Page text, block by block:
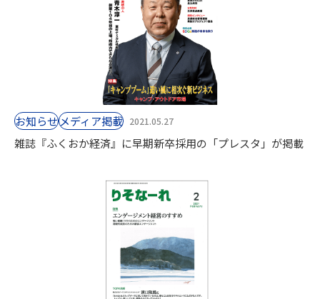
お知らせ⁨⁩メディア掲載 2021.05.27
雑誌『ふくおか経済』に早期新卒採用の「プレスタ」が掲載